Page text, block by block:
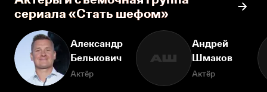
сериала «Стать шефом»
Александр
Белькович
Актёр
АШ
Андрей
Шмаков
Актёр